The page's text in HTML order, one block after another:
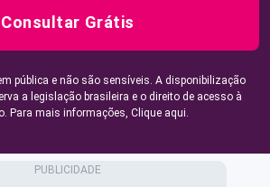
Consultar Grátis
pública e não são sensíveis. A disponibilização
a legislação brasileira e o direito de acesso à
Para mais informações, Clique aqui.